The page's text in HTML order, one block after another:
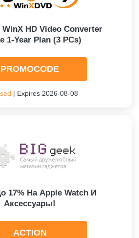
WinX HD Video Converter
1-Year Plan (3 PCs)
PROMOCODE
| Expires 2026-08-08
17% На Apple Watch И
Аксессуары!
ACTION